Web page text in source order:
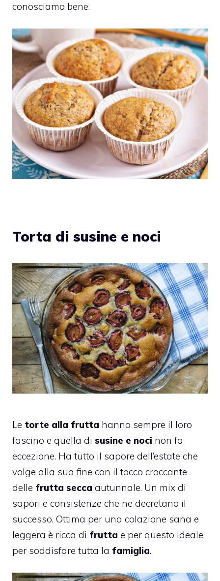
conosciamo bene.
Torta di susine e noci
Le torte alla frutta hanno sempre il loro
fascino e quella di susine e noci non fa
eccezione. Ha tutto il sapore dell’estate che
volge alla sua fine con il tocco croccante
delle frutta secca autunnale. Un mix di
sapori e consistenze che ne decretano il
successo. Ottima per una colazione sana e
leggera è ricca di frutta e per questo ideale
per soddisfare tutta la famiglia.